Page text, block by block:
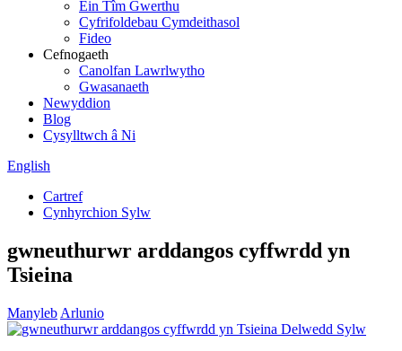
Ein Tîm Gwerthu
Cyfrifoldebau Cymdeithasol
Fideo
Cefnogaeth
Canolfan Lawrlwytho
Gwasanaeth
Newyddion
Blog
Cysylltwch â Ni
English
Cartref
Cynhyrchion Sylw
gwneuthurwr arddangos cyffwrdd yn
Tsieina
Manyleb Arlunio